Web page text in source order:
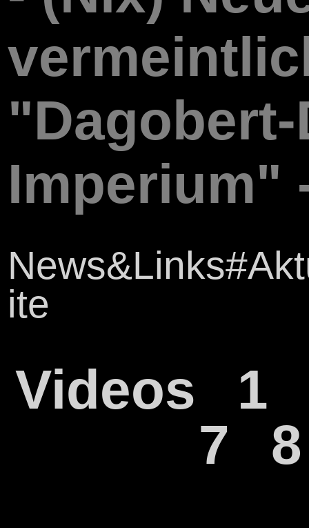
Imperium"
ite
Videos
1
7
8